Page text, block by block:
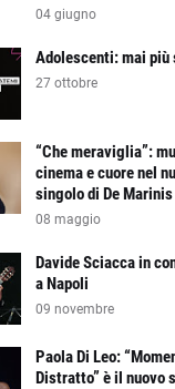
04 giugno
Adolescenti: mai più
27 ottobre
“Che meraviglia”:
cinema e cuore nel
singolo di De Marinis
08 maggio
Davide Sciacca in
a Napoli
09 novembre
Paola Di Leo:
Distratto” è il nuovo